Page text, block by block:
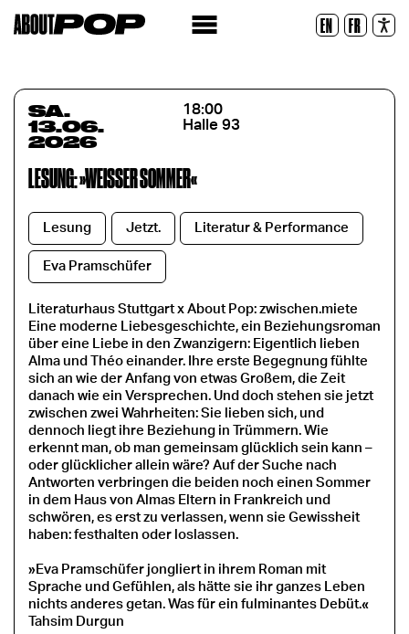
EN FR
Zurücksetzen
SA.
13.06.
2026
18:00
Halle 93
LESUNG: »WEISSER SOMMER«
Lesung Jetzt. Literatur & Performance
Eva Pramschüfer
Literaturhaus Stuttgart x About Pop: zwischen.miete
Eine moderne Liebesgeschichte, ein Beziehungsroman
über eine Liebe in den Zwanzigern: Eigentlich lieben
Alma und Théo einander. Ihre erste Begegnung fühlte
sich an wie der Anfang von etwas Großem, die Zeit
danach wie ein Versprechen. Und doch stehen sie jetzt
zwischen zwei Wahrheiten: Sie lieben sich, und
dennoch liegt ihre Beziehung in Trümmern. Wie
erkennt man, ob man gemeinsam glücklich sein kann –
oder glücklicher allein wäre? Auf der Suche nach
Antworten verbringen die beiden noch einen Sommer
in dem Haus von Almas Eltern in Frankreich und
schwören, es erst zu verlassen, wenn sie Gewissheit
haben: festhalten oder loslassen.
»Eva Pramschüfer jongliert in ihrem Roman mit
Sprache und Gefühlen, als hätte sie ihr ganzes Leben
nichts anderes getan. Was für ein fulminantes Debüt.«
Tahsim Durgun